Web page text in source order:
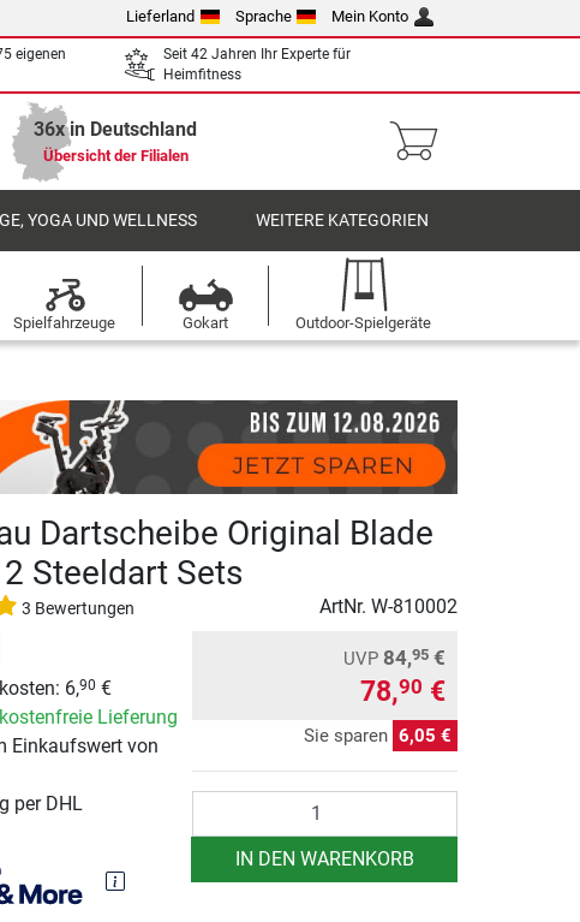
Lieferland Sprache Mein Konto
eigenen
Seit 42 Jahren Ihr Experte für
Heimfitness
36x in Deutschland
Übersicht der Filialen
YOGA UND WELLNESS WEITERE KATEGORIEN
Spielfahrzeuge Gokart Outdoor-Spielgeräte
Dartscheibe Original Blade
Steeldart Sets
3 Bewertungen ArtNr. W-810002
6,90 €
Lieferung
Einkaufswert von
per DHL
UVP 84,95 €
78,90 €
Sie sparen 6,05 €
IN DEN WARENKORB